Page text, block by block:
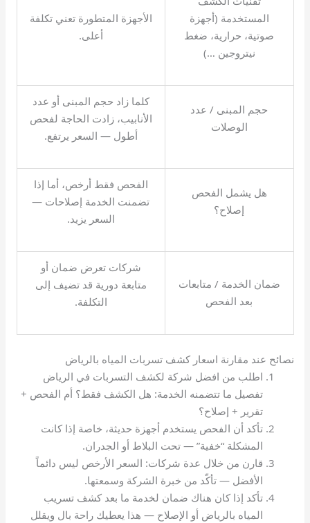
المستخدمة (أجهزة
صوتية، حرارية، ضغط
نيتروجين …)
الأجهزة المتطورة تعني تكلفة
أعلى.
حجم المبنى / عدد
الوصلات
كلما زاد حجم المبنى أو عدد
الأنابيب، زادت الحاجة لفحص
أطول — السعر يرتفع.
هل يشمل الفحص
إصلاح؟
الفحص فقط أرخص، أما إذا
تضمنت الخدمة إصلاحات —
السعر يزيد.
ضمان الخدمة / متابعات
بعد الفحص
شركات تعرض ضمان أو
متابعة دورية قد تضيف إلى
التكلفة.
نصائح عند مقارنة اسعار كشف تسربات المياه بالرياض
اطلب من افضل شركة لكشف التسربات في الرياض
تفصيل ما تتضمنه الخدمة: هل الكشف فقط؟ أم الفحص +
تقرير + إصلاح؟
تأكد أن الفحص يستخدم أجهزة حديثة، خاصة إذا كانت
المشكلة “خفية” — تحت البلاط أو الجدران.
قارن من خلال عدة شركات: السعر الأرخص ليس دائماً
الأفضل — تأكّد من خبرة الشركة وسمعتها.
تأكد إذا كان هناك ضمان لخدمة ما بعد كشف تسريب
المياه بالرياض أو الإصلاح — هذا يعطيك راحة بال ويقلل